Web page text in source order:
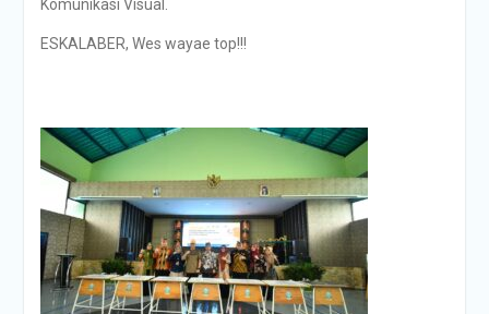
Komunikasi Visual.
ESKALABER, Wes wayae top!!!